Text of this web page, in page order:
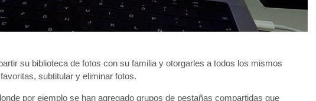
su biblioteca de fotos con su familia y otorgarles a todos los mismos
subtitular y eliminar fotos.
por ejemplo se han agregado grupos de pestañas compartidas que